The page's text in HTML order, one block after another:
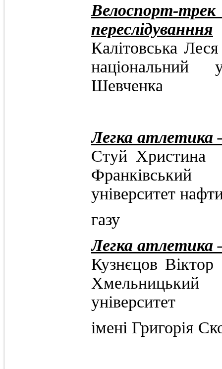
Велоспорт-
переслідуванння
національний
Шевченка
Легка атлетика
Стуй
Франківський
університет
газу
Легка атлетика
Кузнєцов
Хмельницький
університет
імені Григорія